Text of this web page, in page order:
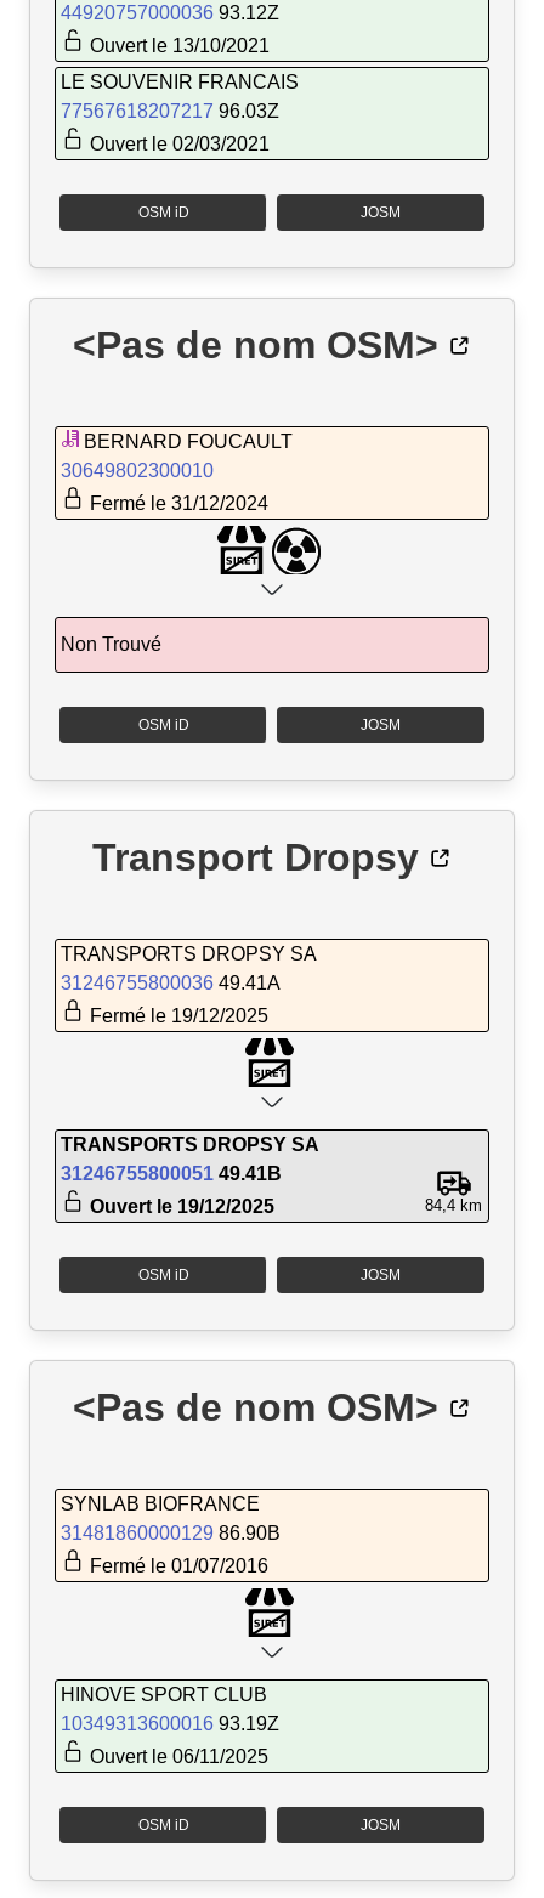
44920757000036 93.12Z
Ouvert le 13/10/2021
LE SOUVENIR FRANCAIS
77567618207217 96.03Z
Ouvert le 02/03/2021
OSM iD JOSM
<Pas de nom OSM>
BERNARD FOUCAULT
30649802300010
Fermé le 31/12/2024
Non Trouvé
OSM iD JOSM
Transport Dropsy
TRANSPORTS DROPSY SA
31246755800036 49.41A
Fermé le 19/12/2025
TRANSPORTS DROPSY SA
31246755800051 49.41B
Ouvert le 19/12/2025
84,4 km
OSM iD JOSM
<Pas de nom OSM>
SYNLAB BIOFRANCE
31481860000129 86.90B
Fermé le 01/07/2016
HINOVE SPORT CLUB
10349313600016 93.19Z
Ouvert le 06/11/2025
OSM iD JOSM